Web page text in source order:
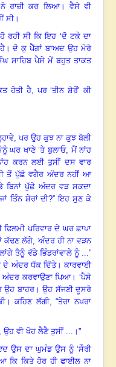
ਰਾਜ਼ੀ ਕਰ ਲਿਆ। ਵੈਸੇ ਵੀ
ਸੀ।
ਰਹੀ ਸੀ ਕਿ ਇਹ ‘ਦੋ ਟਕੇ ਦਾ
ਹੈ। ਦੋ ਕੁ ਪੈੱਗਾਂ ਬਾਅਦ ਉਹ ਮੇਰੇ
ਸਾਹਿਬ ਪੈਸੇ ਮੇਂ ਬਹੁਤ ਤਾਕਤ
ਹੋਤੀ ਹੈ, ਪਰ ‘ਤੀਨ ਸ਼ੇਰੋਂ’ਕੀ
, ਪਰ ਉਹ ਕੁਝ ਨਾ ਕੁਝ ਬੋਲੀ
ਘਰ ਖਾਣੇ ’ਤੇ ਬੁਲਾਓ, ਮੈਂ ਨਾਂਹ
ਕਰਨ ਲਈ ਤੁਸੀਂ ਦਸ ਵਾਰ
ਤੋਂ ਪੁੱਛੇ ਵਗੈਰ ਅੰਦਰ ਨਹੀਂ ਆ
ਬਿਨਾਂ ਪੁੱਛੇ ਅੰਦਰ ਵੜ ਸਕਦਾ
ਤਿੰਨ ਸ਼ੇਰਾਂ ਦੀ?” ਇਹ ਸੁਣ ਕੇ
ਪਰਿਵਾਰ ਦੇ ਘਰ ਛਾਪਾ
ਕੱਢਣ ਲੱਗੇ, ਅੰਦਰ ਹੀ ਨਾ ਵੜਨ
ਤੈਨੂੰ ਵੱਡੇ ਭਿੰਡਰਾਂਵਾਲੇ ਨੂੰ ...”
ਦੇ ਅੰਦਰ ਧੱਕ ਦਿੱਤੇ।ਕਾਰਵਾਈ
ਅੰਦਰ ਕਰਵਾਉਣਾ ਪਿਆ। ‘ਪੈਸੇ
ਉਹ ਬਾਹਰ।ਉਹ ਸੱਜਣੀ ਦੂਸਰੇ
।ਕਹਿਣ ਲੱਗੀ, “ਤੇਰਾ ਨਖਰਾ
, ਉਹ ਵੀ ਖੋਹ ਲੈਣੈ ਤੁਸੀਂ ...।”
ਉਸ ਦਾ ਘੁਮੰਡ ਉਸ ਨੂੰ ‘ਸੌਰੀ
ਕਿ ਕਿਤੇ ਹੋਰ ਹੀ ਫਾਈਲ ਨਾ